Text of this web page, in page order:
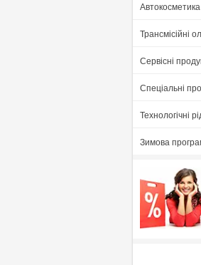
Автокосметика
Трансмісійні
Сервісні
Спеціальні
Технологічні
Зимова